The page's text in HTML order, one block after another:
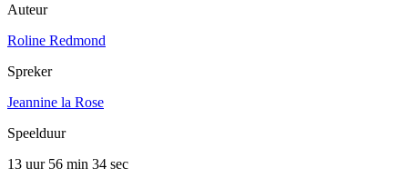
Auteur
Roline Redmond
Spreker
Jeannine la Rose
Speelduur
13 uur 56 min 34 sec